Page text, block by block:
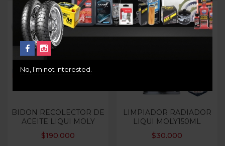
Out Of Stock
BIDON RECOLECTOR DE
ACEITE LIQUI MOLY
$190.000
LIMPIADOR RADIADOR
LIQUI MOLY150ML
$30.000
No, I’m not interested.